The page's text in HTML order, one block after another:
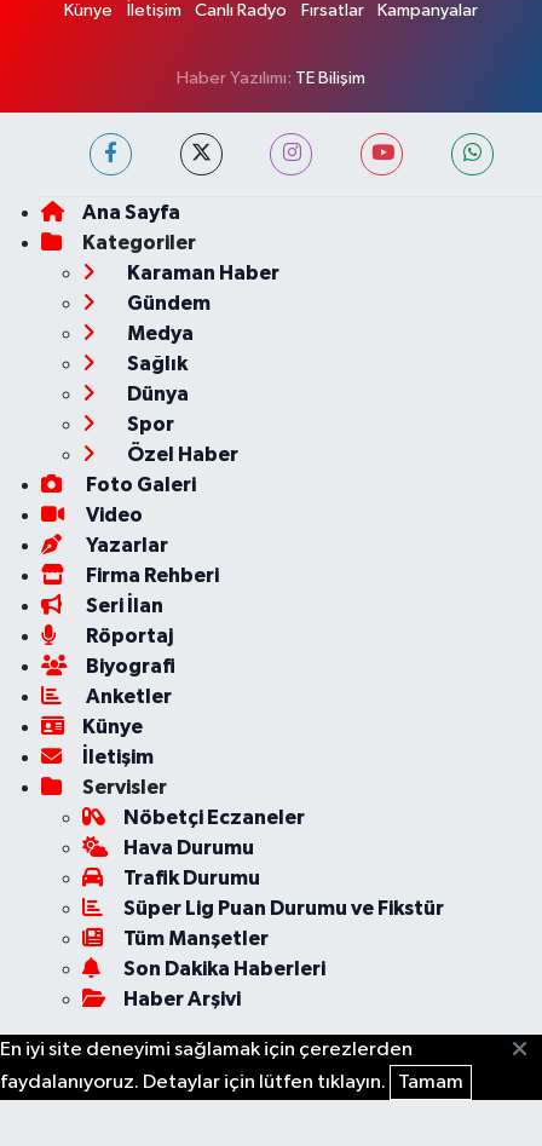
Künye İletişim Canlı Radyo Fırsatlar Kampanyalar
Haber Yazılımı: TE Bilişim
Ana Sayfa
Kategoriler
Karaman Haber
Gündem
Medya
Sağlık
Dünya
Spor
Özel Haber
Foto Galeri
Video
Yazarlar
Firma Rehberi
Seri İlan
Röportaj
Biyografi
Anketler
Künye
İletişim
Servisler
Nöbetçi Eczaneler
Hava Durumu
Trafik Durumu
Süper Lig Puan Durumu ve Fikstür
Tüm Manşetler
Son Dakika Haberleri
Haber Arşivi
En iyi site deneyimi sağlamak için çerezlerden
faydalanıyoruz. Detaylar için lütfen tıklayın.
Tamam